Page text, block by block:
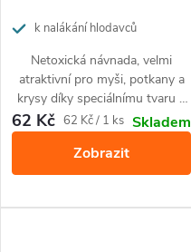
k nalákání hlodavců
Netoxická návnada, velmi
atraktivní pro myši, potkany a
krysy díky speciálnímu tvaru a
složení vnadidla. Slouží k
přilákání do pastí a monitoringu
výskytu.
62 Kč Měrná
62 Kč / 1 ks Skladem
Zobrazit